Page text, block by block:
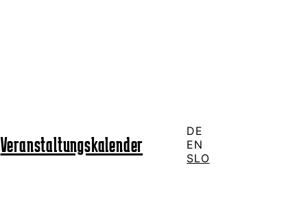
Veranstaltungskalender
DE
EN
SLO